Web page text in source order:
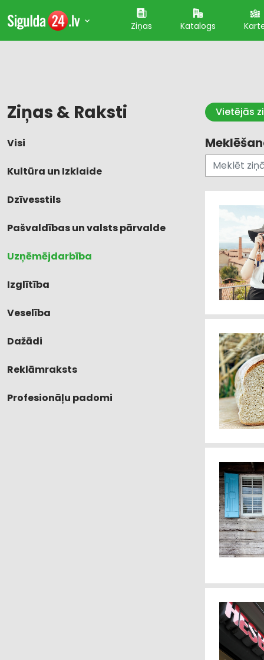
Ziņas Katalogs
Ziņas & Raksti
Visi
Kultūra un Izklaide
Dzīvesstils
Pašvaldības un valsts pārvalde
Uzņēmējdarbība
Izglītība
Veselība
Dažādi
Reklāmraksts
Profesionāļu padomi
Vietējās